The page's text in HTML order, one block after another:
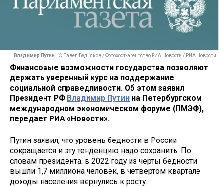
Владимир Путин. © Павел Бедняков / Фотохост-агентство РИА Новости / РИА Новости
Финансовые возможности государства позволяют
держать уверенный курс на поддержание
социальной справедливости. Об этом заявил
Президент РФ Владимир Путин на Петербургском
международном экономическом форуме (ПМЭФ),
передает РИА «Новости».
Путин заявил, что уровень бедности в России
сокращается и эту тенденцию надо сохранить. По
словам президента, в 2022 году из черты бедности
вышли 1,7 миллиона человек, в четвертом квартале
доходы населения вернулись к росту.